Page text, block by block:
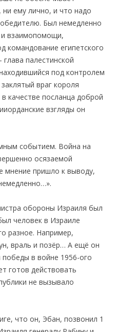
ни ему лично, и что надо
Был немедленно
взаимопомощи,
командование египетского
палестинской
под контролем
враг короля
качестве посланца доброй
взгляды он
событием. Война на
осязаемой
мнение пришло к выводу,
обороны Израиля был
человек в Израиле
разное. Например,
враль и позёр… А ещё он
в войне 1956-ого
готов действовать
не вызывало
что он, Эбан, позвонил 1